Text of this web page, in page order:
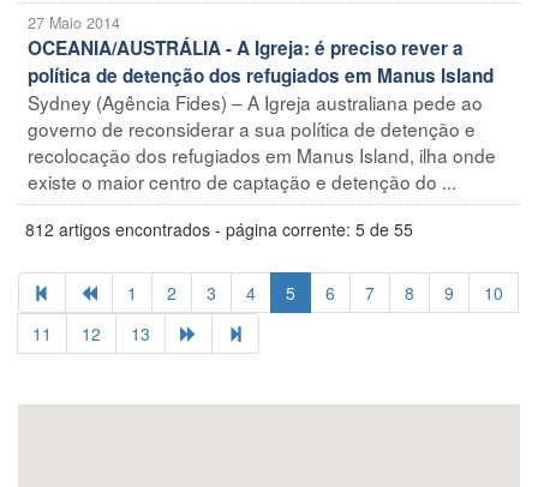
27 Maio 2014
OCEANIA/AUSTRÁLIA - A Igreja: é preciso rever a
política de detenção dos refugiados em Manus Island
Sydney (Agência Fides) – A Igreja australiana pede ao
governo de reconsiderar a sua política de detenção e
recolocação dos refugiados em Manus Island, ilha onde
existe o maior centro de captação e detenção do ...
812 artigos encontrados - página corrente: 5 de 55
1 2 3 4 5 6 7 8 9
10
11
12 13